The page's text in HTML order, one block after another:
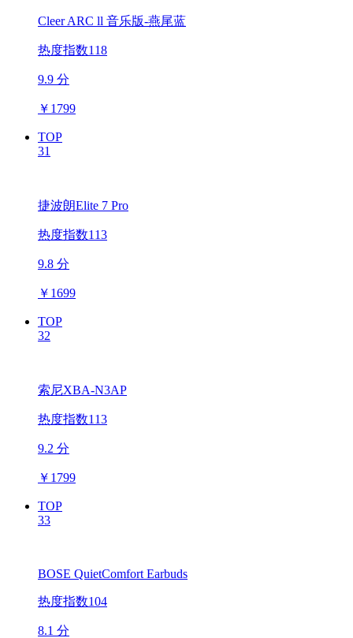
Cleer ARC ll 音乐版-燕尾蓝
热度指数118
9.9 分
￥ 1799
TOP
31
捷波朗Elite 7 Pro
热度指数113
9.8 分
￥ 1699
TOP
32
索尼XBA-N3AP
热度指数113
9.2 分
￥ 1799
TOP
33
BOSE QuietComfort Earbuds
热度指数104
8.1 分